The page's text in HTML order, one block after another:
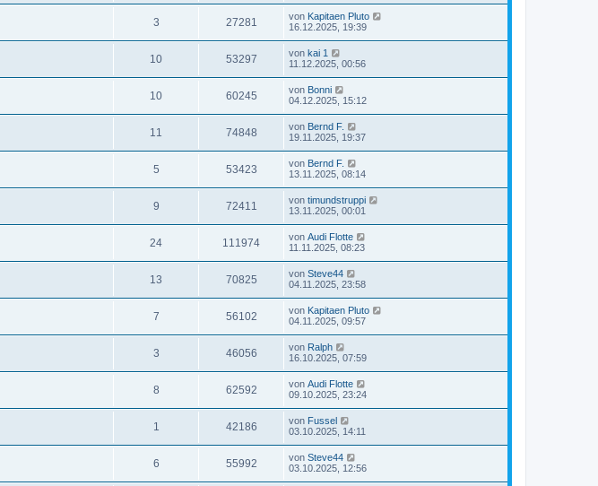
3 27281 von Kapitaen Pluto
16.12.2025, 19:39
10 53297 von kai 1
11.12.2025, 00:56
10 60245 von Bonni
04.12.2025, 15:12
11 74848 von Bernd F.
19.11.2025, 19:37
5 53423 von Bernd F.
13.11.2025, 08:14
9 72411 von timundstruppi
13.11.2025, 00:01
24 111974 von Audi Flotte
11.11.2025, 08:23
13 70825 von Steve44
04.11.2025, 23:58
7 56102 von Kapitaen Pluto
04.11.2025, 09:57
3 46056 von Ralph
16.10.2025, 07:59
8 62592 von Audi Flotte
09.10.2025, 23:24
1 42186 von Fussel
03.10.2025, 14:11
6 55992 von Steve44
03.10.2025, 12:56